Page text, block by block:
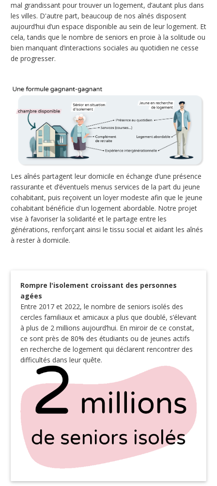
mal grandissant pour trouver un logement, d’autant plus dans
les villes. D'autre part, beaucoup de nos aînés disposent
aujourd’hui d’un espace disponible au sein de leur logement. Et
cela, tandis que le nombre de seniors en proie à la solitude ou
bien manquant d’interactions sociales au quotidien ne cesse
de progresser.
Les aînés partagent leur domicile en échange d’une présence
rassurante et d’éventuels menus services de la part du jeune
cohabitant, puis reçoivent un loyer modeste afin que le jeune
cohabitant bénéficie d'un logement abordable. Notre projet
vise à favoriser la solidarité et le partage entre les
générations, renforçant ainsi le tissu social et aidant les aînés
à rester à domicile.
Rompre l'isolement croissant des personnes
agées
Entre 2017 et 2022, le nombre de seniors isolés des
cercles familiaux et amicaux a plus que doublé, s’élevant
à plus de 2 millions aujourd’hui. En miroir de ce constat,
ce sont près de 80% des étudiants ou de jeunes actifs
en recherche de logement qui déclarent rencontrer des
difficultés dans leur quête.